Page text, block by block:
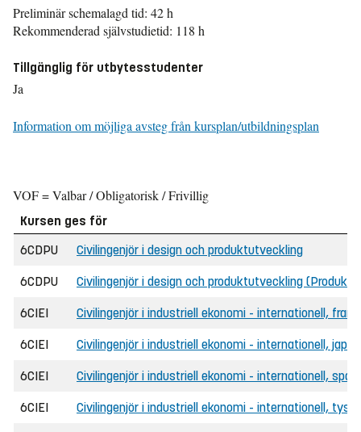
Preliminär schemalagd tid: 42 h
Rekommenderad självstudietid: 118 h
Tillgänglig för utbytesstudenter
Ja
Information om möjliga avsteg från kursplan/utbildningsplan
VOF = Valbar / Obligatorisk / Frivillig
Kursen ges för
6CDPU
Civilingenjör i design och produktutveckling
6CDPU Civilingenjör i design och produktutveckling
6CIEI Civilingenjör i industriell ekonomi - internationell,
6CIEI Civilingenjör i industriell ekonomi - internationell,
6CIEI Civilingenjör i industriell ekonomi - internationell,
6CIEI Civilingenjör i industriell ekonomi - internationell,